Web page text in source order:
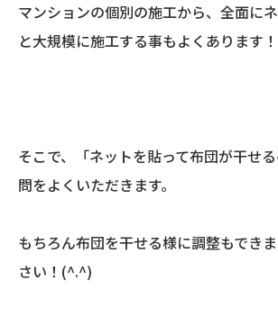
マンションの個別の施工から、全面に
と大規模に施工する事もよくあります！
そこで、「ネットを貼って布団が干せ
問をよくいただきます。
もちろん布団を干せる様に調整もでき
さい！(^.^)